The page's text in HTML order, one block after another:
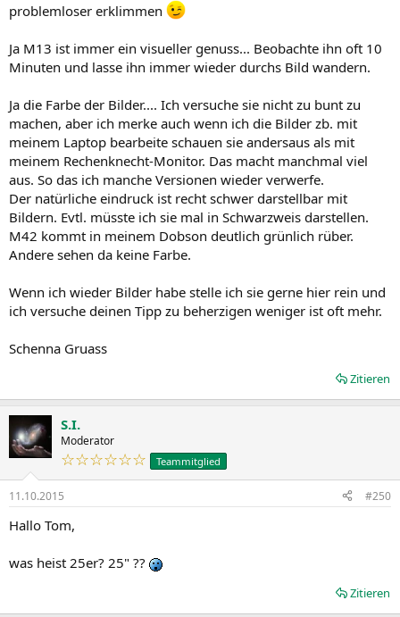
problemloser erklimmen
Ja M13 ist immer ein visueller genuss... Beobachte ihn oft 10
Minuten und lasse ihn immer wieder durchs Bild wandern.
Ja die Farbe der Bilder.... Ich versuche sie nicht zu bunt zu
machen, aber ich merke auch wenn ich die Bilder zb. mit
meinem Laptop bearbeite schauen sie andersaus als mit
meinem Rechenknecht-Monitor. Das macht manchmal viel
aus. So das ich manche Versionen wieder verwerfe.
Der natürliche eindruck ist recht schwer darstellbar mit
Bildern. Evtl. müsste ich sie mal in Schwarzweis darstellen.
M42 kommt in meinem Dobson deutlich grünlich rüber.
Andere sehen da keine Farbe.
Wenn ich wieder Bilder habe stelle ich sie gerne hier rein und
ich versuche deinen Tipp zu beherzigen weniger ist oft mehr.
Schenna Gruass
Zitieren
S.I.
Moderator
☆☆☆☆☆☆ Teammitglied
11.10.2015 #250
Hallo Tom,
was heist 25er? 25" ??
Zitieren